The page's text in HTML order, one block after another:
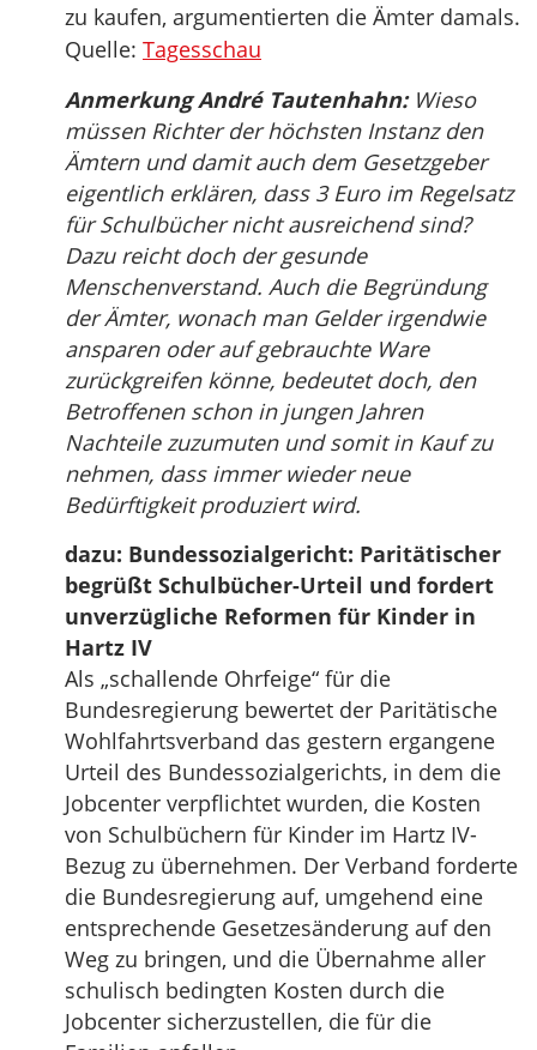
zu kaufen, argumentierten die Ämter damals.
Quelle: Tagesschau
Anmerkung André Tautenhahn:Wieso
müssen Richter der höchsten Instanz den
Ämtern und damit auch dem Gesetzgeber
eigentlich erklären, dass 3 Euro im Regelsatz
für Schulbücher nicht ausreichend sind?
Dazu reicht doch der gesunde
Menschenverstand. Auch die Begründung
der Ämter, wonach man Gelder irgendwie
ansparen oder auf gebrauchte Ware
zurückgreifen könne, bedeutet doch, den
Betroffenen schon in jungen Jahren
Nachteile zuzumuten und somit in Kauf zu
nehmen, dass immer wieder neue
Bedürftigkeit produziert wird.
dazu: Bundessozialgericht: Paritätischer
begrüßt Schulbücher-Urteil und fordert
unverzügliche Reformen für Kinder in
Hartz IV
Als „schallende Ohrfeige“ für die
Bundesregierung bewertet der Paritätische
Wohlfahrtsverband das gestern ergangene
Urteil des Bundessozialgerichts, in dem die
Jobcenter verpflichtet wurden, die Kosten
von Schulbüchern für Kinder im Hartz IV-
Bezug zu übernehmen. Der Verband forderte
die Bundesregierung auf, umgehend eine
entsprechende Gesetzesänderung auf den
Weg zu bringen, und die Übernahme aller
schulisch bedingten Kosten durch die
Jobcenter sicherzustellen, die für die